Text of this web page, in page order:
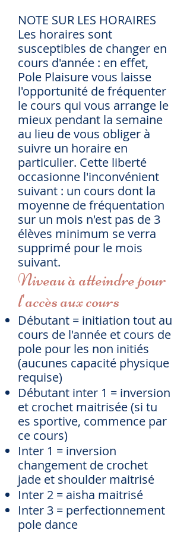
NOTE SUR LES HORAIRES
Les horaires sont
susceptibles de changer en
cours d'année : en effet,
Pole Plaisure vous laisse
l'opportunité de fréquenter
le cours qui vous arrange le
mieux pendant la semaine
au lieu de vous obliger à
suivre un horaire en
particulier. Cette liberté
occasionne l'inconvénient
suivant : un cours dont la
moyenne de fréquentation
sur un mois n'est pas de 3
élèves minimum se verra
supprimé pour le mois
suivant.
Niveau à atteindre pour
l'accès aux cours
Débutant = initiation tout au
cours de l'année et cours de
pole pour les non initiés
(aucunes capacité physique
requise)
Débutant inter 1 = inversion
et crochet maitrisée (si tu
es sportive, commence par
ce cours)
Inter 1 = inversion
changement de crochet
jade et shoulder maitrisé
Inter 2 = aisha maitrisé
Inter 3 = perfectionnement
pole dance